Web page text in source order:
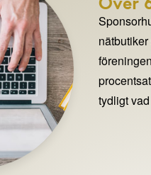
tydligt